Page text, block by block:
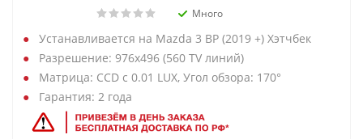
Много
Устанавливается на Mazda 3 BP (2019 +) Хэтчбек
Разрешение: 976х496 (560 TV линий)
Матрица: CCD с 0.01 LUX, Угол обзора: 170°
Гарантия: 2 года